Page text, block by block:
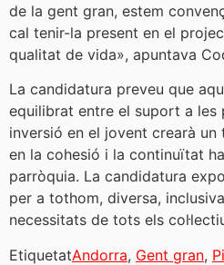
de la gent gran, estem
cal tenir-la present en el
qualitat de vida», apuntava
La candidatura preveu que
equilibrat entre el suport a les
inversió en el jovent crearà
en la cohesió i la continuïtat
parròquia. La candidatura
per a tothom, diversa,
necessitats de tots els
EtiquetatAndorra, Gent gran,